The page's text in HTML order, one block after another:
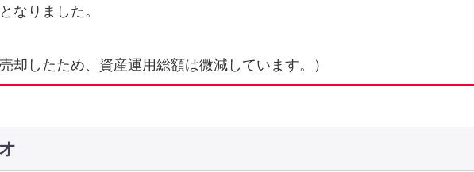
なりました。
却したため、資産運用総額は微減しています。）